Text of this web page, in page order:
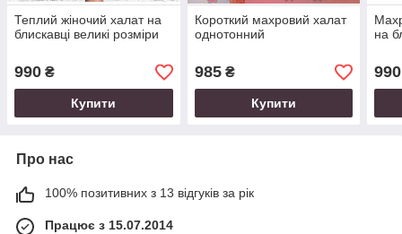
Теплий жіночий халат на
блискавці великі розміри
990 ₴
Купити
Короткий махровий халат
однотонний
985₴
Купити
на
990
Про нас
100% позитивних з 13 відгуків за рік
Працює з 15.07.2014